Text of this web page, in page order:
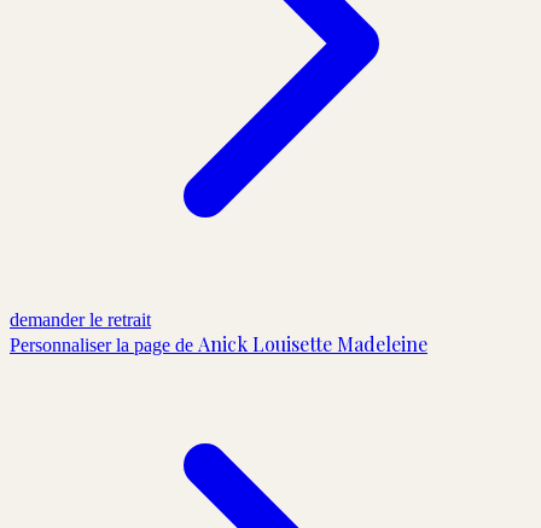
demander le retrait
Personnaliser la page de Anick Louisette Madeleine